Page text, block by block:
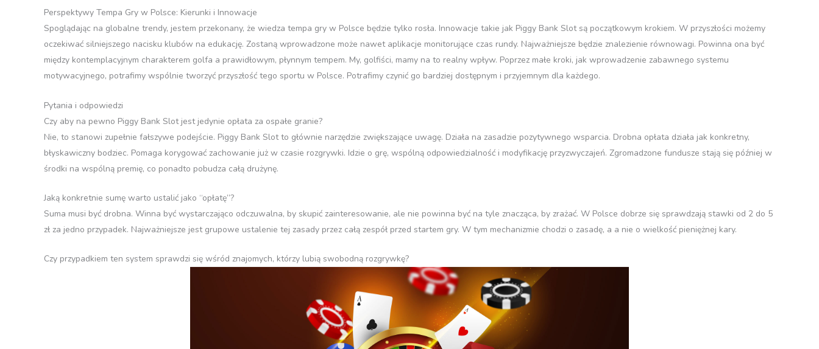
Perspektywy Tempa Gry w Polsce: Kierunki i Innowacje
Spoglądając na globalne trendy, jestem przekonany, że wiedza tempa gry w Polsce będzie tylko rosła. Innowacje takie jak Piggy Bank Slot są początkowym krokiem. W przyszłości możemy
oczekiwać silniejszego nacisku klubów na edukację. Zostaną wprowadzone może nawet aplikacje monitorujące czas rundy. Najważniejsze będzie znalezienie równowagi. Powinna ona być
między kontemplacyjnym charakterem golfa a prawidłowym, płynnym tempem. My, golfiści, mamy na to realny wpływ. Poprzez małe kroki, jak wprowadzenie zabawnego systemu
motywacyjnego, potrafimy wspólnie tworzyć przyszłość tego sportu w Polsce. Potrafimy czynić go bardziej dostępnym i przyjemnym dla każdego.
Pytania i odpowiedzi
Czy aby na pewno Piggy Bank Slot jest jedynie opłata za ospałe granie?
Nie, to stanowi zupełnie fałszywe podejście. Piggy Bank Slot to głównie narzędzie zwiększające uwagę. Działa na zasadzie pozytywnego wsparcia. Drobna opłata działa jak konkretny,
błyskawiczny bodziec. Pomaga korygować zachowanie już w czasie rozgrywki. Idzie o grę, wspólną odpowiedzialność i modyfikację przyzwyczajeń. Zgromadzone fundusze stają się później w
środki na wspólną premię, co ponadto pobudza całą drużynę.
Jaką konkretnie sumę warto ustalić jako “opłatę”?
Suma musi być drobna. Winna być wystarczająco odczuwalna, by skupić zainteresowanie, ale nie powinna być na tyle znacząca, by zrażać. W Polsce dobrze się sprawdzają stawki od 2 do 5
zł za jedno przypadek. Najważniejsze jest grupowe ustalenie tej zasady przez całą zespół przed startem gry. W tym mechanizmie chodzi o zasadę, a a nie o wielkość pieniężnej kary.
Czy przypadkiem ten system sprawdzi się wśród znajomych, którzy lubią swobodną rozgrywkę?